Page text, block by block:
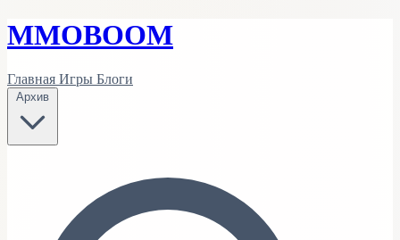
MMOBOOM
Главная Игры Блоги
Архив